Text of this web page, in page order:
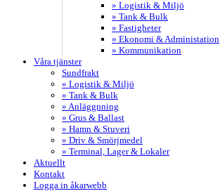
» Logistik & Miljö
» Tank & Bulk
» Fastigheter
» Ekonomi & Administation
» Kommunikation
Våra tjänster
Sundfrakt
» Logistik & Miljö
» Tank & Bulk
» Anläggnning
» Grus & Ballast
» Hamn & Stuveri
» Driv & Smörjmedel
» Terminal, Lager & Lokaler
Aktuellt
Kontakt
Logga in åkarwebb